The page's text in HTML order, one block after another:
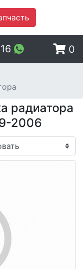
0
радиатора
2006